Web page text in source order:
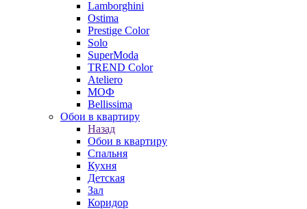
Lamborghini
Ostima
Prestige Color
Solo
SuperModa
TREND Color
Ateliero
МОФ
Bellissima
Обои в квартиру
Назад
Обои в квартиру
Спальня
Кухня
Детская
Зал
Коридор